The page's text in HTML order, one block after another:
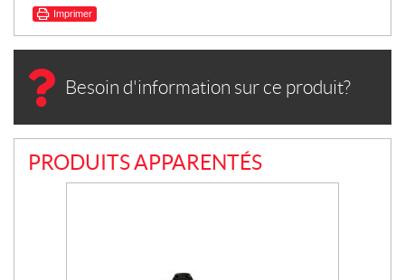
Imprimer
Besoin d'information sur ce produit?
PRODUITS APPARENTÉS